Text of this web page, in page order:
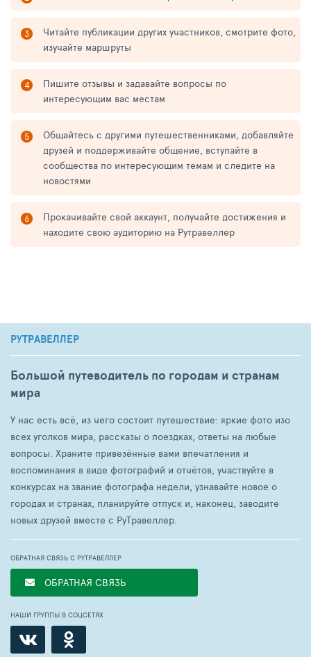
Читайте публикации других участников, смотрите фото,
изучайте маршруты
Пишите отзывы и задавайте вопросы по
интересующим вас местам
Общайтесь с другими путешественниками, добавляйте
друзей и поддерживайте общение, вступайте в
сообщества по интересующим темам и следите на
новостями
Прокачивайте свой аккаунт, получайте достижения и
находите свою аудиторию на Рутравеллер
РУТРАВЕЛЛЕР
Большой путеводитель по городам и странам
мира
У нас есть всё, из чего состоит путешествие: яркие фото изо
всех уголков мира, рассказы о поездках, ответы на любые
вопросы. Храните привезённые вами впечатления и
воспоминания в виде фотографий и отчётов, участвуйте в
конкурсах на звание фотографа недели, узнавайте новое о
городах и странах, планируйте отпуск и, наконец, заводите
новых друзей вместе с РуТравеллер.
ОБРАТНАЯ СВЯЗЬ С РУТРАВЕЛЛЕР
ОБРАТНАЯ СВЯЗЬ
НАШИ ГРУППЫ В СОЦСЕТЯХ